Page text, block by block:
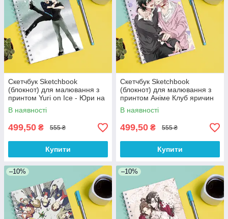
Скетчбук Sketchbook
(блокнот) для малювання з
принтом Yuri on Ice - Юри на
льоду 4
В наявності
499,50 ₴ 555 ₴
Купити
Скетчбук Sketchbook
(блокнот) для малювання з
принтом Аніме Клуб яричин
Yarichin Bitch-bu
В наявності
499,50 ₴ 555 ₴
Купити
–10% –10%